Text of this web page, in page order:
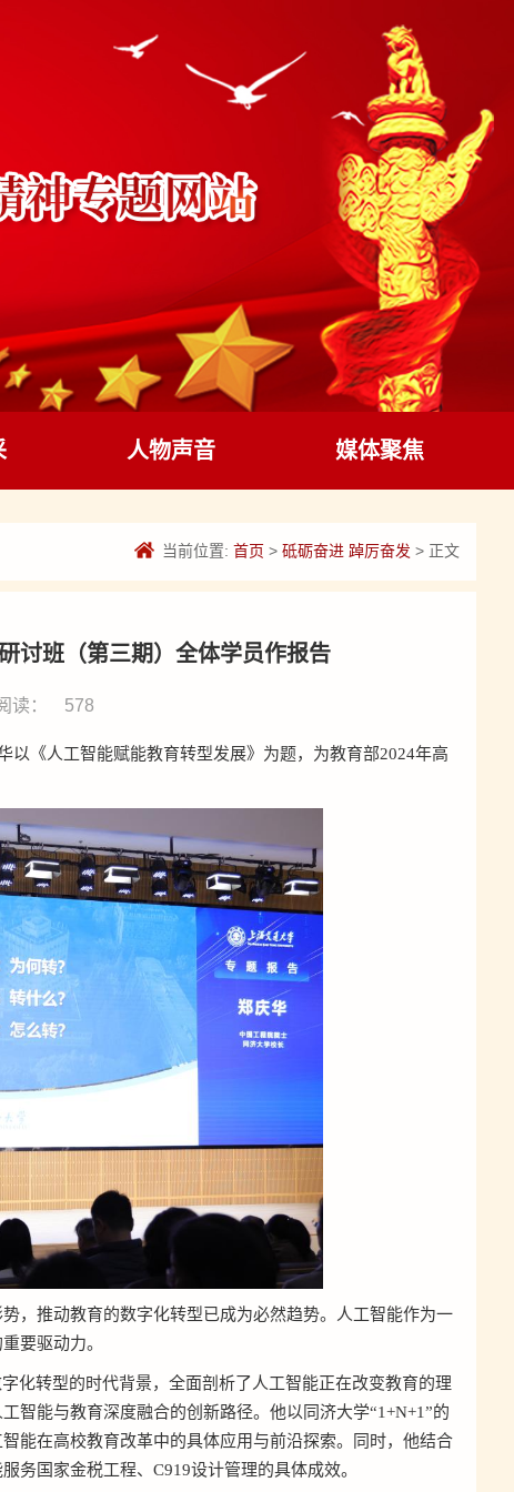
人物声音 媒体聚焦
当前位置:首页 >砥砺奋进 踔厉奋发 > 正文
讨班（第三期）全体学员作报告
读： 578
《人工智能赋能教育转型发展》为题，为教育部2024年高
，推动教育的数字化转型已成为必然趋势。人工智能作为一
要驱动力。
化转型的时代背景，全面剖析了人工智能正在改变教育的理
智能与教育深度融合的创新路径。他以同济大学“1+N+1”的
能在高校教育改革中的具体应用与前沿探索。同时，他结合
务国家金税工程、C919设计管理的具体成效。